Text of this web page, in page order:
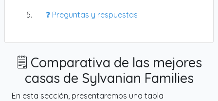
❓ Preguntas y respuestas
🗒️ Comparativa de las mejores
casas de Sylvanian Families
En esta sección, presentaremos una tabla